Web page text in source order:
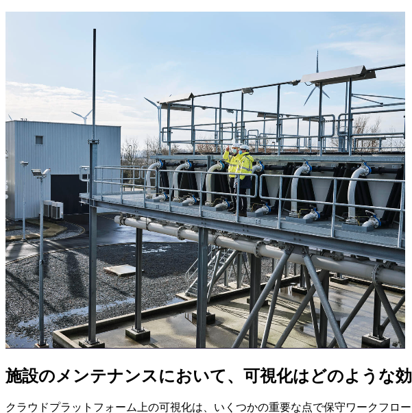
施設のメンテナンスにおいて、可視化はどのような
クラウドプラットフォーム上の可視化は、いくつかの重要な点で保守ワークフロー